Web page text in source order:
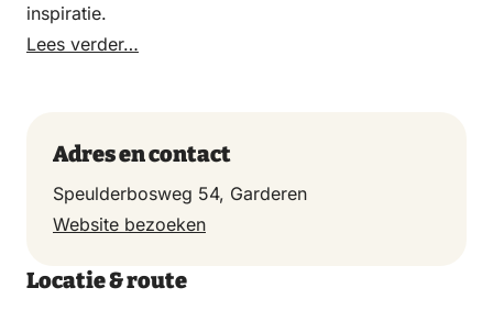
inspiratie.
Lees verder…
Adres en contact
Speulderbosweg 54, Garderen
Website bezoeken
Locatie & route